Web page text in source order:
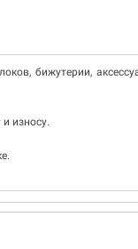
бижутерии,
износу.